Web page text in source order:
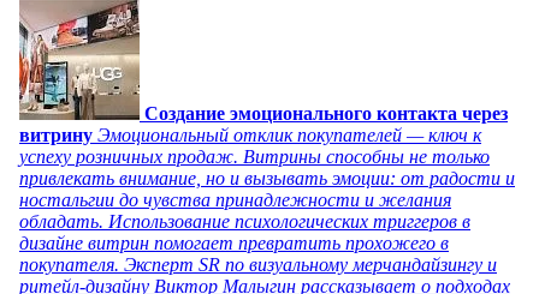
Создание эмоционального контакта через
витрину Эмоциональный отклик покупателей — ключ к
успеху розничных продаж. Витрины способны не только
привлекать внимание, но и вызывать эмоции: от радости и
ностальгии до чувства принадлежности и желания
обладать. Использование психологических триггеров в
дизайне витрин помогает превратить прохожего в
покупателя. Эксперт SR по визуальному мерчандайзингу и
ритейл-дизайну Виктор Малыгин рассказывает о подходах